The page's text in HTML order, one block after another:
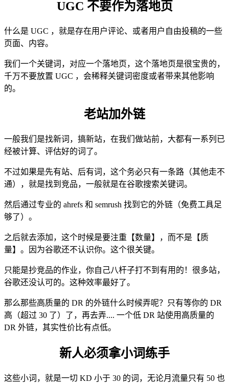
UGC 不要作为落地页
什么是 UGC ，就是存在用户评论、或者用户自由投稿的一些
页面、内容。
我们一个关键词，对应一个落地页，这个落地页是很宝贵的，
千万不要放置 UGC ，会稀释关键词密度或者带来其他影响
的。
老站加外链
一般我们是找新词，搞新站，在我们做站前，大都有一系列已
经被计算、评估好的词了。
不过如果是先有站、后有词，这个务必只有一条路（其他走不
通），就是找到竞品，一般就是在谷歌搜索关键词。
然后通过专业的 ahrefs 和 semrush 找到它的外链（免费工具足
够了）。
之后就去添加，这个时候是要注重【数量】，而不是【质
量】。因为谷歌还不认识你。这个很关键。
只能是抄竞品的作业，你自己八杆子打不到有用的！很多站，
谷歌还没认可的。这种效率最好了。
那么那些高质量的 DR 的外链什么时候弄呢？只有等你的 DR
高（超过 30 了）了，再去弄.... 一个低 DR 站使用高质量的
DR 外链，其实性价比有点低。
新人必须拿小词练手
这些小词，就是一切 KD 小于 30 的词，无论月流量只有 50 也